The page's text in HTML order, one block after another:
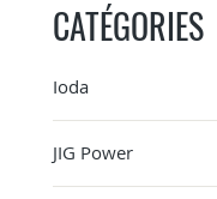
CATÉGORIES
Ioda
JIG Power